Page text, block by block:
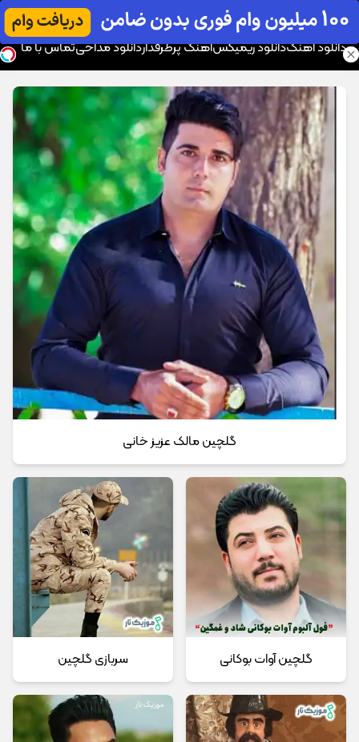
موزیک تار
دانلود آهنگدانلود ریمیکسآهنگ پرطرفداردانلود مداحیتماس با ما
گلچین مالک عزیز خانی
گلچین آوات بوکانی سربازی گلچین